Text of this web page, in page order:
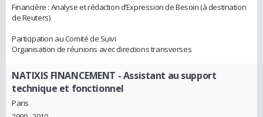
Financière : Analyse et rédaction d’Expression de Besoin (à destination
de Reuters)
Participation au Comité de Suivi
Organisation de réunions avec directions transverses
NATIXIS FINANCEMENT - Assistant au support
technique et fonctionnel
Paris